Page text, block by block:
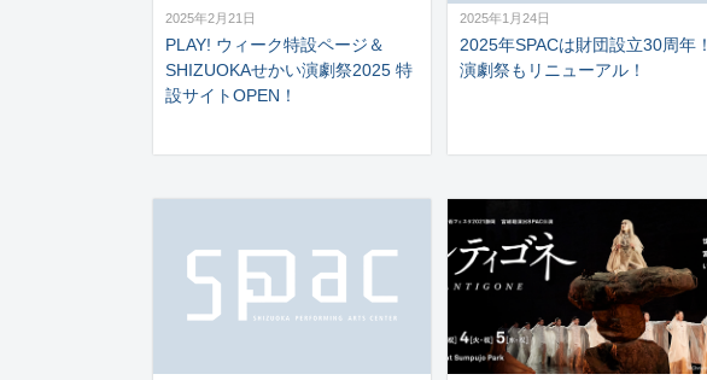
2025年2月21日
PLAY! ウィーク特設ページ＆
SHIZUOKAせかい演劇祭2025 特
設サイトOPEN！
2025年1月24日
2025年SPACは財団設立30周年！
演劇祭もリニューアル！